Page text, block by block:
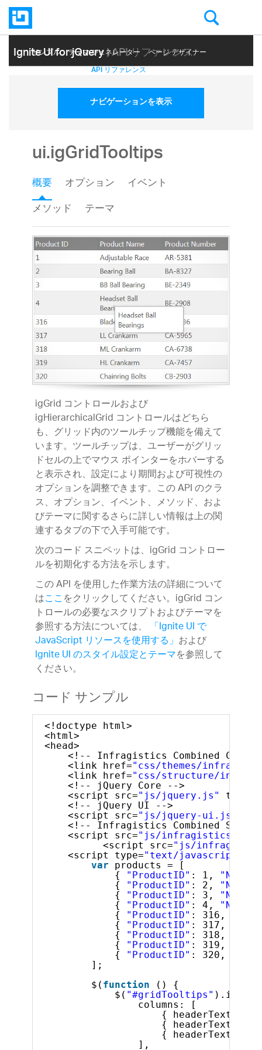
Ignite UI for jQuery| API リファレンス
サンプル テーマ ジェネレーター ページ デザイナー
ヘルプ トピック API リファレンス
ナビゲーションを表示
ui.igGridTooltips
概要 オプション
イベント
メソッド
テーマ
igGrid コントロールおよび
igHierarchicalGrid コントロールはどちら
も、グリッド内のツールチップ機能を備えて
います。ツールチップは、ユーザーがグリッ
ドセルの上でマウス ポインターをホバーする
と表示され、設定により期間および可視性の
オプションを調整できます。この API のクラ
ス、オプション、イベント、メソッド、およ
びテーマに関するさらに詳しい情報は上の関
連するタブの下で入手可能です。
次のコード スニペットは、igGrid コントロー
ルを初期化する方法を示します。
この API を使用した作業方法の詳細について
はここをクリックしてください。igGrid コン
トロールの必要なスクリプトおよびテーマを
参照する方法については、 「Ignite UI で
JavaScript リソースを使用する」 および
Ignite UI のスタイル設定とテーマを参照して
ください。
コード サンプル
<!doctype html>
<html>
<head>
<!-- Infragistics Combined CSS --
<link href="css/themes/
<link href="css/structure/
<!-- jQuery Core -->
<script src="js/jquery.js" type=
<!-- jQuery UI -->
<script src="js/jquery-ui.js"
<!-- Infragistics Combined
<script src="js/
<script src="js/
<script type="text/javascript"
var
products = [
{
"ProductID" : 1, "Name"
{
"ProductID" : 2, "Name"
{
"ProductID" : 3, "Name"
{
"ProductID" : 4, "Name"
{
"ProductID" : 316,
{
"ProductID" : 317,
{
"ProductID" : 318,
{
"ProductID" : 319,
{
"ProductID" : 320,
];
$( function
() {
$( "#gridTooltips"
columns: [
{ headerText:
{ headerText:
{ headerText:
],